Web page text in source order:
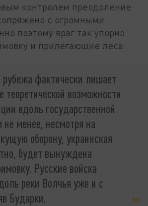
контролем преодоление
с огромными
поэтому враг так упорно
и прилегающие леса:
рубежа фактически лишает
теоретической возможности
вдоль государственной
менее, несмотря на
оборону, украинская
будет вынуждена
Русские войска
реки Волчья уже и с
Бударки.